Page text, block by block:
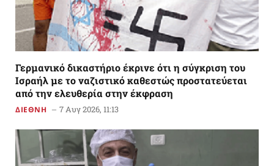
Γερμανικό δικαστήριο έκρινε ότι η σύγκριση του
Ισραήλ με το ναζιστικό καθεστώς προστατεύεται
από την ελευθερία στην έκφραση
ΔΙΕΘΝΗ 7 Αυγ 2026, 11:13